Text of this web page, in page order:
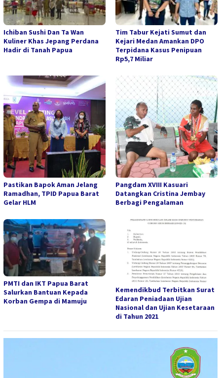
Ichiban Sushi Dan Ta Wan
Kuliner Khas Jepang Perdana
Hadir di Tanah Papua
Tim Tabur Kejati Sumut dan
Kejari Medan Amankan DPO
Terpidana Kasus Penipuan
Rp5,7 Miliar
Pastikan Bapok Aman Jelang
Ramadhan, TPID Papua Barat
Gelar HLM
Pangdam XVIII Kasuari
Datangkan Cristina Jembay
Berbagi Pengalaman
PMTI dan IKT Papua Barat
Salurkan Bantuan Kepada
Korban Gempa di Mamuju
Kemendikbud Terbitkan Surat
Edaran Peniadaan Ujian
Nasional dan Ujian Kesetaraan
di Tahun 2021